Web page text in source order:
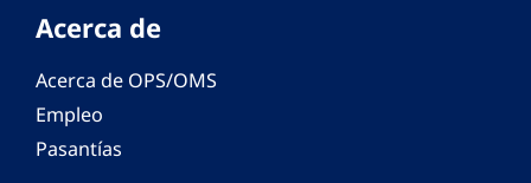
Acerca de
Acerca de OPS/OMS
Empleo
Pasantías